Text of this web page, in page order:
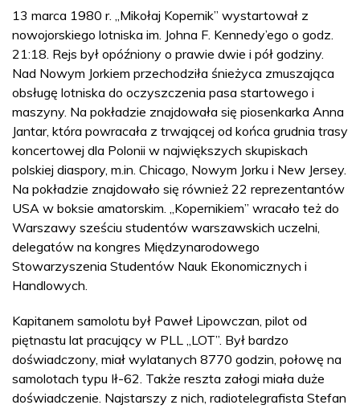
13 marca 1980 r. „Mikołaj Kopernik” wystartował z
nowojorskiego lotniska im. Johna F. Kennedy’ego o godz.
21:18. Rejs był opóźniony o prawie dwie i pół godziny.
Nad Nowym Jorkiem przechodziła śnieżyca zmuszająca
obsługę lotniska do oczyszczenia pasa startowego i
maszyny. Na pokładzie znajdowała się piosenkarka Anna
Jantar, która powracała z trwającej od końca grudnia trasy
koncertowej dla Polonii w największych skupiskach
polskiej diaspory, m.in. Chicago, Nowym Jorku i New Jersey.
Na pokładzie znajdowało się również 22 reprezentantów
USA w boksie amatorskim. „Kopernikiem” wracało też do
Warszawy sześciu studentów warszawskich uczelni,
delegatów na kongres Międzynarodowego
Stowarzyszenia Studentów Nauk Ekonomicznych i
Handlowych.
Kapitanem samolotu był Paweł Lipowczan, pilot od
piętnastu lat pracujący w PLL „LOT”. Był bardzo
doświadczony, miał wylatanych 8770 godzin, połowę na
samolotach typu Ił-62. Także reszta załogi miała duże
doświadczenie. Najstarszy z nich, radiotelegrafista Stefan